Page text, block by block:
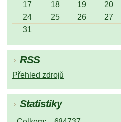
17
18 19 20
24
25 26 27
31
RSS
Přehled zdrojů
Statistiky